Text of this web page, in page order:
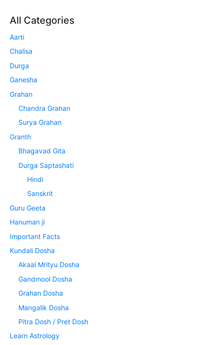
All Categories
Aarti
Chalisa
Durga
Ganesha
Grahan
Chandra Grahan
Surya Grahan
Granth
Bhagavad Gita
Durga Saptashati
Hindi
Sanskrit
Guru Geeta
Hanuman ji
Important Facts
Kundali Dosha
Akaal Mrityu Dosha
Gandmool Dosha
Grahan Dosha
Mangalik Dosha
Pitra Dosh / Pret Dosh
Learn Astrology